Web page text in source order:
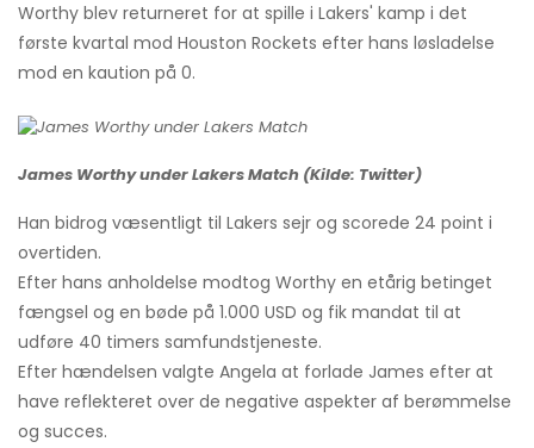
Worthy blev returneret for at spille i Lakers' kamp i det
første kvartal mod Houston Rockets efter hans løsladelse
mod en kaution på 0.
James Worthy under Lakers Match (Kilde: Twitter)
Han bidrog væsentligt til Lakers sejr og scorede 24 point i
overtiden.
Efter hans anholdelse modtog Worthy en etårig betinget
fængsel og en bøde på 1.000 USD og fik mandat til at
udføre 40 timers samfundstjeneste.
Efter hændelsen valgte Angela at forlade James efter at
have reflekteret over de negative aspekter af berømmelse
og succes.